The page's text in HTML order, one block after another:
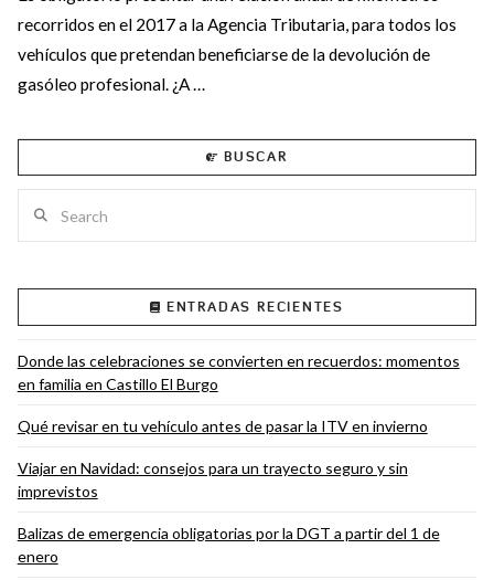
VIEW POST
recorridos en el 2017 a la Agencia Tributaria, para todos los
vehículos que pretendan beneficiarse de la devolución de
gasóleo profesional. ¿A …
BUSCAR
ENTRADAS RECIENTES
Donde las celebraciones se convierten en recuerdos: momentos
en familia en Castillo El Burgo
Qué revisar en tu vehículo antes de pasar la ITV en invierno
Viajar en Navidad: consejos para un trayecto seguro y sin
imprevistos
Balizas de emergencia obligatorias por la DGT a partir del 1 de
enero